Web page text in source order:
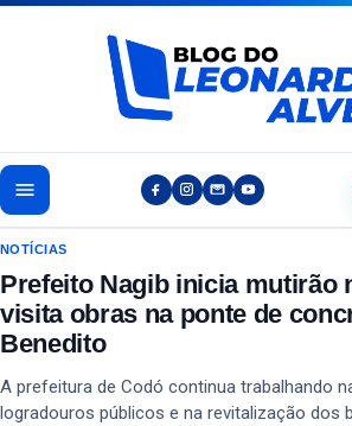
Pular para o conteúdo
NOTÍCIAS
Prefeito Nagib inicia mutirão
visita obras na ponte de
Benedito
A prefeitura de Codó continua trabalhando
logradouros públicos e na revitalização dos